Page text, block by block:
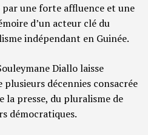
une forte affluence et une
d’un acteur clé du
indépendant en Guinée.
Diallo laisse
décennies consacrée
la presse, du pluralisme de
démocratiques.